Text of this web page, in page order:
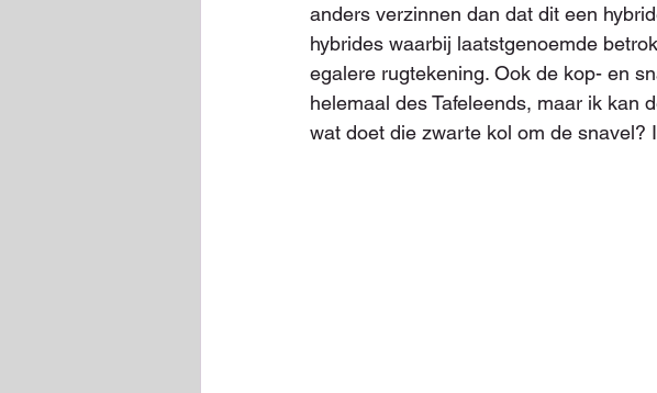
anders verzinnen dan dat dit een
hybrides waarbij laatstgenoemde
egalere rugtekening. Ook de kop- en
helemaal des Tafeleends, maar ik kan
wat doet die zwarte kol om de snavel?